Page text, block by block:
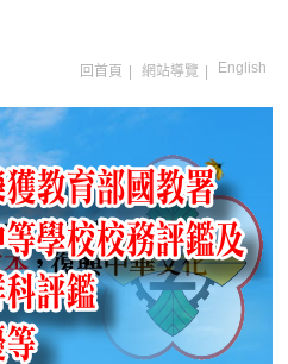
回首頁 網站導覽 English